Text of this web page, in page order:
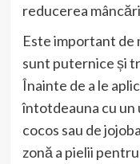
reducerea
Este important de
sunt puternice și
Înainte de a le
întotdeauna cu un
cocos sau de
zonă a pielii